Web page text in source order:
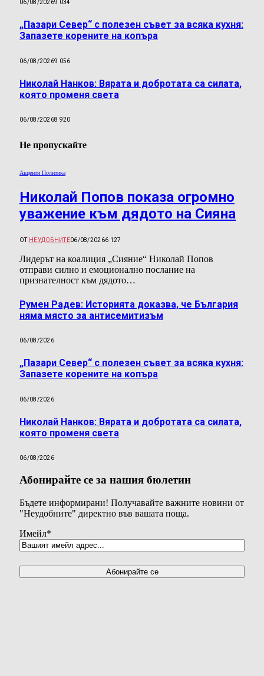
06/08/20269 034
„Пазари Север“ с полезен съвет за всяка кухня:
Запазете корените на копъра
06/08/20269 056
Николай Нанков: Вярата и добротата са силата,
която променя света
06/08/20268 920
Не пропускайте
Акценти Политика
Николай Попов показа огромно
уважение към дядото на Сияна
ОТ НЕУДОБНИТЕ06/08/20266 127
Лидерът на коалиция „Сияние“ Николай Попов
отправи силно и емоционално послание на
признателност към дядото…
Румен Радев: Историята доказва, че България
няма място за антисемитизъм
06/08/2026
„Пазари Север“ с полезен съвет за всяка кухня:
Запазете корените на копъра
06/08/2026
Николай Нанков: Вярата и добротата са силата,
която променя света
06/08/2026
Абонирайте се за нашия бюлетин
Бъдете информирани! Получавайте важните новини от
"Неудобните" директно във вашата поща.
Имейл*